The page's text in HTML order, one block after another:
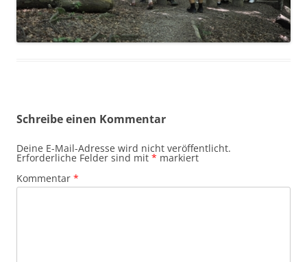
Schreibe einen Kommentar
Deine E-Mail-Adresse wird nicht veröffentlicht.
Erforderliche Felder sind mit * markiert
Kommentar *